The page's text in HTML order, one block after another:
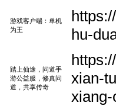
游戏客户端：单机
为王
hu-
踏上仙途，问道手
游公益服，修真问
道，共享传奇
xian-